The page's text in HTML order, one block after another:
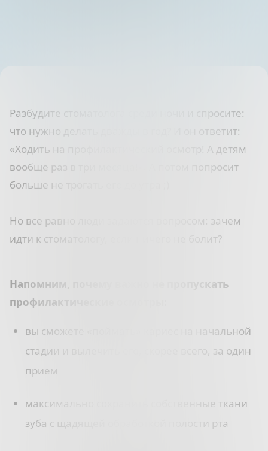
Разбудите стоматолога среди ночи и спросите:
что нужно делать дважды в год? И он ответит:
«Ходить на профилактический осмотр! А детям
вообще раз в три месяца!». А потом попросит
больше не трогать его до утра ;)
Но все равно люди задаются вопросом: зачем
идти к стоматологу, если ничего не болит?
Напомним, почему важно не пропускать
профилактические осмотры:
вы сможете «поймать» кариес на начальной
стадии и вылечить его, скорее всего, за один
прием
максимально сохранить собственные ткани
зуба с щадящей обработкой полости рта